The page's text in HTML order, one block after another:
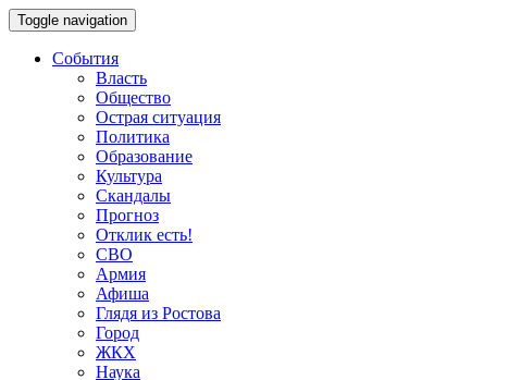
Toggle navigation
События
Власть
Общество
Острая ситуация
Политика
Образование
Культура
Скандалы
Прогноз
Отклик есть!
СВО
Армия
Афиша
Глядя из Ростова
Город
ЖКХ
Наука